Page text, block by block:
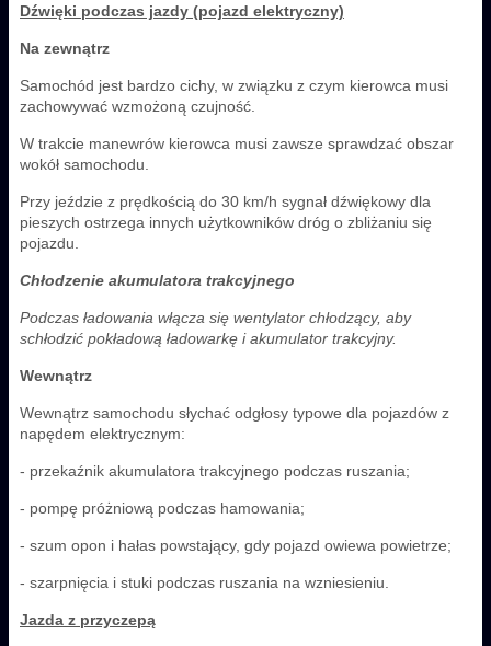
Dźwięki podczas jazdy (pojazd elektryczny)
Na zewnątrz
Samochód jest bardzo cichy, w związku z czym kierowca musi
zachowywać wzmożoną czujność.
W trakcie manewrów kierowca musi zawsze sprawdzać obszar
wokół samochodu.
Przy jeździe z prędkością do 30 km/h sygnał dźwiękowy dla
pieszych ostrzega innych użytkowników dróg o zbliżaniu się
pojazdu.
Chłodzenie akumulatora trakcyjnego
Podczas ładowania włącza się wentylator chłodzący, aby
schłodzić pokładową ładowarkę i akumulator trakcyjny.
Wewnątrz
Wewnątrz samochodu słychać odgłosy typowe dla pojazdów z
napędem elektrycznym:
- przekaźnik akumulatora trakcyjnego podczas ruszania;
- pompę próżniową podczas hamowania;
- szum opon i hałas powstający, gdy pojazd owiewa powietrze;
- szarpnięcia i stuki podczas ruszania na wzniesieniu.
Jazda z przyczepą